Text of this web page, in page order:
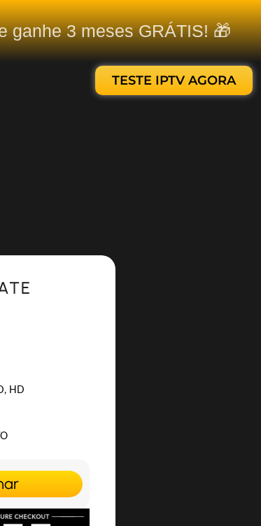
ganhe 3 meses GRÁTIS! 🎁
TESTE IPTV AGORA
HD